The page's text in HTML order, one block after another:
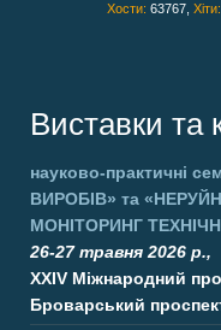
Хости: 63767, Хіти:
Виставки та
науково-практичні
ВИРОБІВ» та
МОНІТОРИНГ
26-27 травня 2026 р.,
XXIV Міжнародний
Броварський